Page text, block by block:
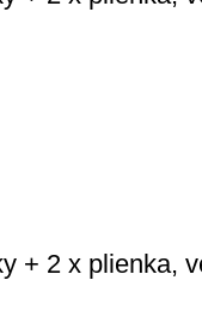
+ 2 x plienka,